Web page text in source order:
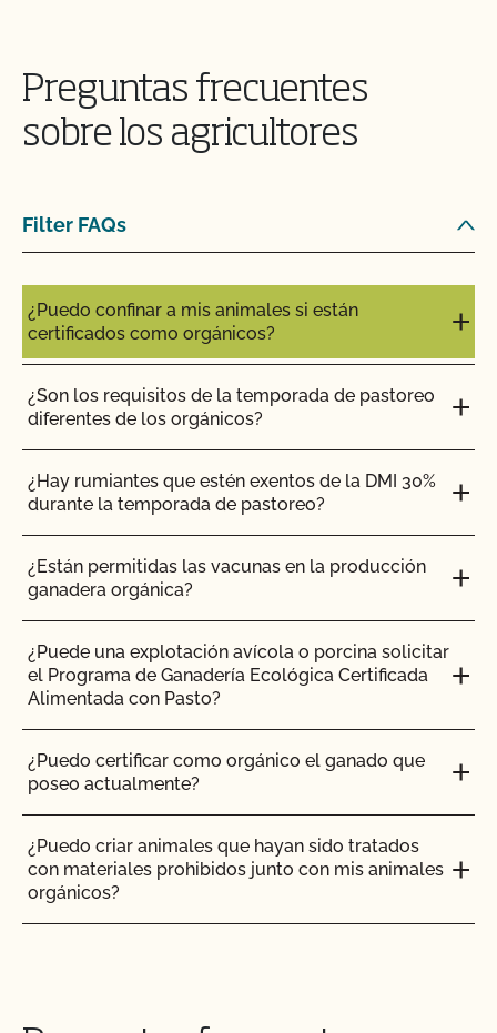
¿Puedo consultar mis saldos pendientes con el
CCOF y pagar en línea?
transformación?
sobre cómo mantener su Plan de Sistema
Orgánico en nuestros sistemas!
¿Tengo que comunicar todos mis insumos al
CCOF?
¿Ofrece el CCOF un programa de certificación
acelerada?
¿La certificación orgánica de CCOF garantiza el
acceso al mercado internacional?
¿Realiza el CCOF pruebas de residuos de
plaguicidas y OMG?
¿No OMG significa sin OMG?
Preguntas frecuentes
sobre los agricultores
Filter FAQs
¿Puedo confinar a mis animales si están
certificados como orgánicos?
¿Son los requisitos de la temporada de pastoreo
diferentes de los orgánicos?
¿Hay rumiantes que estén exentos de la DMI 30%
durante la temporada de pastoreo?
¿Están permitidas las vacunas en la producción
ganadera orgánica?
¿Puede una explotación avícola o porcina solicitar
el Programa de Ganadería Ecológica Certificada
Alimentada con Pasto?
¿Puedo certificar como orgánico el ganado que
poseo actualmente?
¿Puedo criar animales que hayan sido tratados
con materiales prohibidos junto con mis animales
orgánicos?